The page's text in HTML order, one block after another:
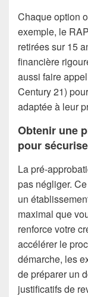
Chaque option
exemple, le
retirées sur 15
financière
aussi faire
Century 21)
adaptée à leur
Obtenir une
pour
La pré-
pas négliger.
un
maximal que
renforce votre
accélérer le
démarche, les
de préparer un
justificatifs de